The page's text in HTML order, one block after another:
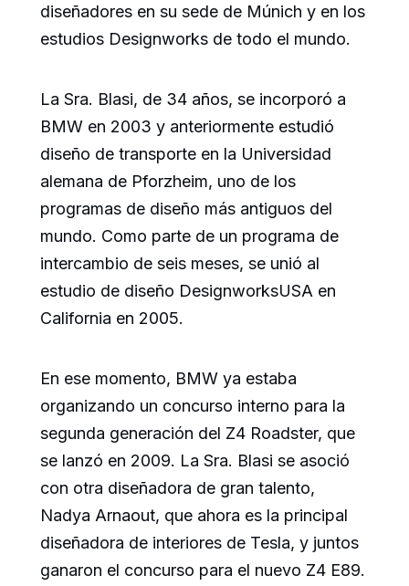
diseñadores en su sede de Múnich y en los
estudios Designworks de todo el mundo.
La Sra. Blasi, de 34 años, se incorporó a
BMW en 2003 y anteriormente estudió
diseño de transporte en la Universidad
alemana de Pforzheim, uno de los
programas de diseño más antiguos del
mundo. Como parte de un programa de
intercambio de seis meses, se unió al
estudio de diseño DesignworksUSA en
California en 2005.
En ese momento, BMW ya estaba
organizando un concurso interno para la
segunda generación del Z4 Roadster, que
se lanzó en 2009. La Sra. Blasi se asoció
con otra diseñadora de gran talento,
Nadya Arnaout, que ahora es la principal
diseñadora de interiores de Tesla, y juntos
ganaron el concurso para el nuevo Z4 E89.